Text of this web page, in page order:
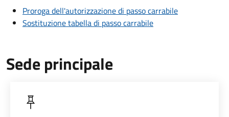
Proroga dell'autorizzazione di passo carrabile
Sostituzione tabella di passo carrabile
Sede principale